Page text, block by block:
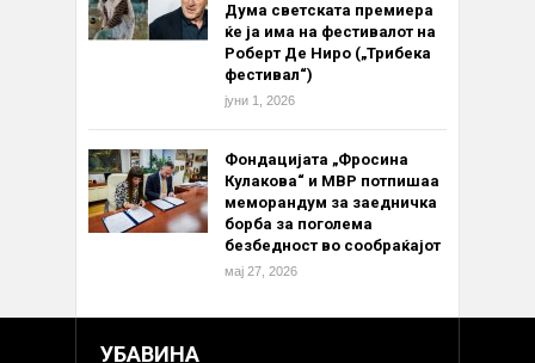
Дума светската премиера
ќе ја има на фестивалот на
Роберт Де Ниро („Трибека
фестивал“)
јуни 1, 2026
Фондацијата „Фросина
Кулакова“ и МВР потпишаа
меморандум за заедничка
борба за поголема
безбедност во сообраќајот
мај 27, 2026
УБАВИНА